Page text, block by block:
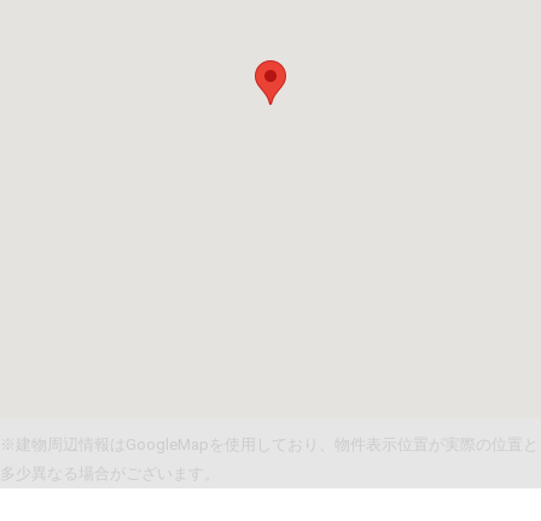
※建物周辺情報はGoogleMapを使用しており、物件表示位置が実際の位置と
多少異なる場合がございます。